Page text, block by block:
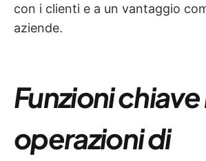
con i clienti e a un vantaggio
aziende.
Funzioni
operazioni di